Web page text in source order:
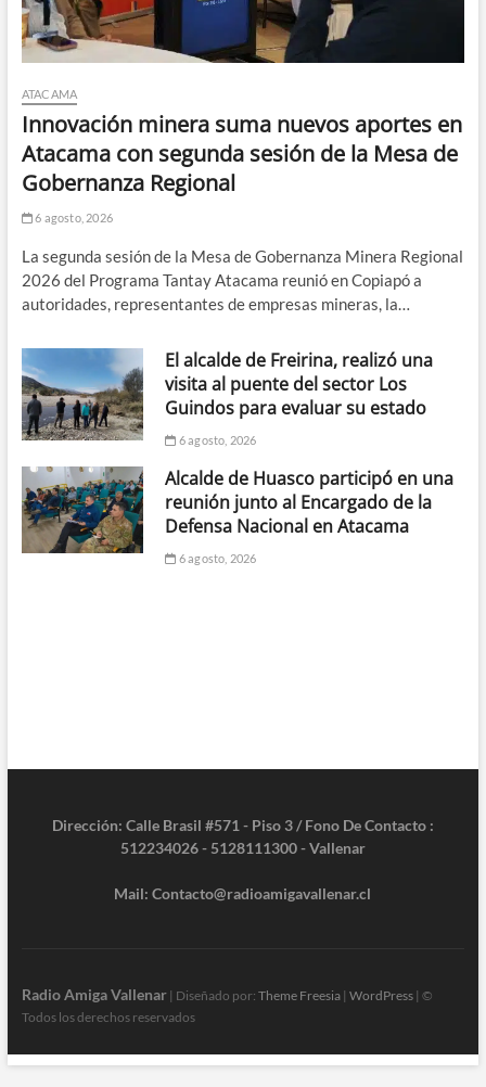
ATACAMA
Innovación minera suma nuevos aportes en
Atacama con segunda sesión de la Mesa de
Gobernanza Regional
6 agosto, 2026
La segunda sesión de la Mesa de Gobernanza Minera Regional
2026 del Programa Tantay Atacama reunió en Copiapó a
autoridades, representantes de empresas mineras, la…
El alcalde de Freirina, realizó una
visita al puente del sector Los
Guindos para evaluar su estado
6 agosto, 2026
Alcalde de Huasco participó en una
reunión junto al Encargado de la
Defensa Nacional en Atacama
6 agosto, 2026
Dirección: Calle Brasil #571 - Piso 3 / Fono De Contacto :
512234026 - 5128111300 - Vallenar
Mail: Contacto@radioamigavallenar.cl
Radio Amiga Vallenar| Diseñado por: Theme Freesia| WordPress| ©
Todos los derechos reservados